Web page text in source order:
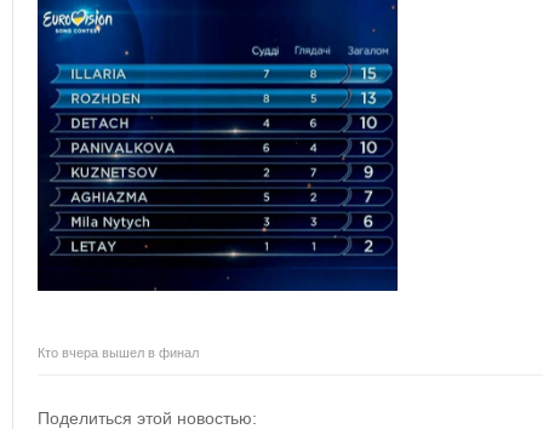
Кто вчера вышел в финал
Поделиться этой новостью: